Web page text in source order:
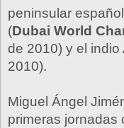
peninsular
(Dubai World
de 2010) y el indio
2010).
Miguel Ángel
primeras jornadas